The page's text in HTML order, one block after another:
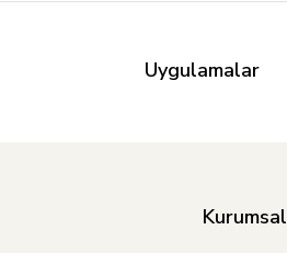
Uygulamalar
Kurumsal